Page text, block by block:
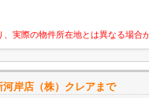
実際の物件所在地とは異なる場合
岸店（株）クレアまで